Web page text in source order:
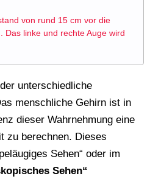
von rund 15 cm vor die
Das linke und rechte Auge wird
unterschiedliche
menschliche Gehirn ist in
dieser Wahrnehmung eine
zu berechnen. Dieses
Sehen“ oder im
Sehen“